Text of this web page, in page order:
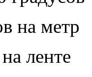
на метр
ленте